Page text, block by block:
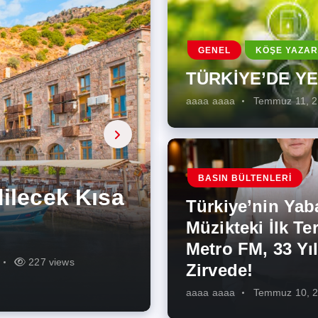
345 views
İlk
Zirvede!
274 views
onarıcı
275 views
Enerji
İş
287 views
Kısa
227 views
Artması
262 views
GENEL KÖŞE
TÜRKİYE’DE
aaaa aaaa Temmuz 11,
BASIN BÜLTENLERI
Türkiye’nin
Müzikteki İlk
Metro FM, 33
Zirvede!
aaaa aaaa Temmuz 10,